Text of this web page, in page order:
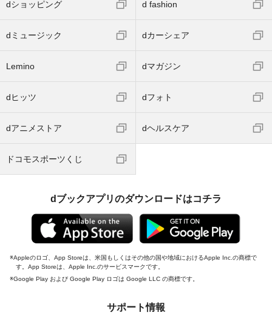
dショッピング d fashion
dミュージック dカーシェア
Lemino dマガジン
dヒッツ dフォト
dアニメストア dヘルスケア
ドコモスポーツくじ
dブックアプリのダウンロードはコチラ
Appleのロゴ、App Storeは、米国もしくはその他の国や地域におけるApple Inc.の商標で
す。App Storeは、Apple Inc.のサービスマークです。
Google Play および Google Play ロゴは Google LLC の商標です。
サポート情報